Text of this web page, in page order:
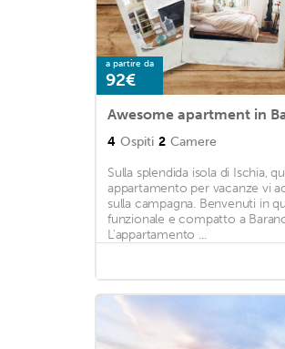
a partire da
92€
4 Ospiti 2 Camere
Sulla splendida isola di Ischia,
appartamento per vacanze vi
sulla campagna. Benvenuti in
funzionale e compatto a
L'appartamento ...